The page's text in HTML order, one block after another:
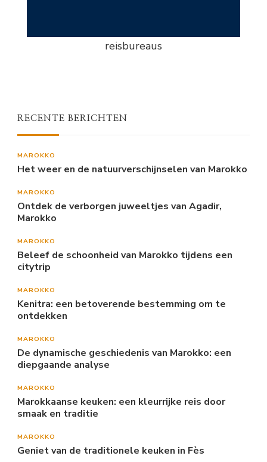
reisbureaus
RECENTE BERICHTEN
MAROKKO
Het weer en de natuurverschijnselen van Marokko
MAROKKO
Ontdek de verborgen juweeltjes van Agadir,
Marokko
MAROKKO
Beleef de schoonheid van Marokko tijdens een
citytrip
MAROKKO
Kenitra: een betoverende bestemming om te
ontdekken
MAROKKO
De dynamische geschiedenis van Marokko: een
diepgaande analyse
MAROKKO
Marokkaanse keuken: een kleurrijke reis door
smaak en traditie
MAROKKO
Geniet van de traditionele keuken in Fès